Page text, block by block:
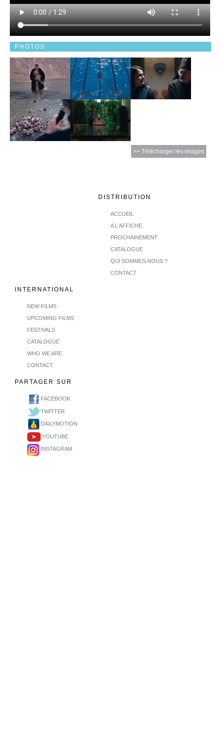
PHOTOS
>> Télécharger les images
DISTRIBUTION
ACCUEIL
A L'AFFICHE
PROCHAINEMENT
CATALOGUE
QUI SOMMES-NOUS ?
CONTACT
INTERNATIONAL
NEW FILMS
UPCOMING FILMS
FESTIVALS
CATALOGUE
WHO WE ARE
CONTACT
PARTAGER SUR
FACEBOOK
TWITTER
DAILYMOTION
YOUTUBE
INSTAGRAM